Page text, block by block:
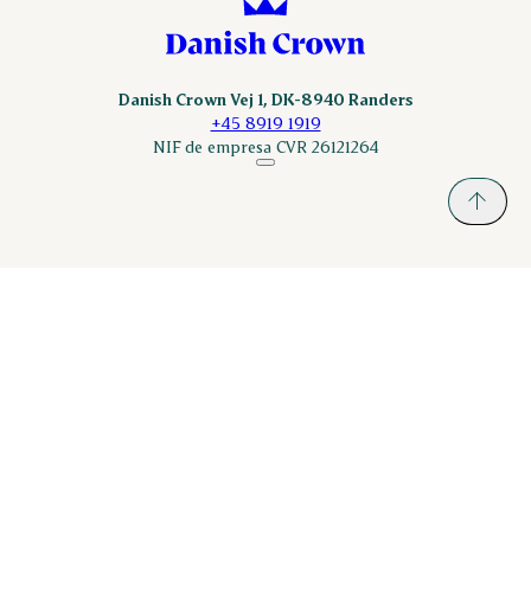
Danish Crown Vej 1, DK-8940 Randers
+45 8919 1919
NIF de empresa CVR 26121264